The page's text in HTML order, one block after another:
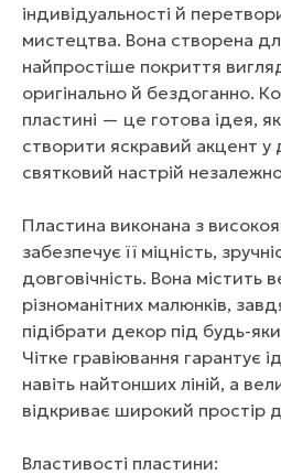
індивідуальності й
мистецтва. Вона створена
найпростіше покриття
оригінально й бездоганно.
пластині — це готова ідея,
створити яскравий акцент у
святковий настрій
Пластина виконана з
забезпечує її міцність,
довговічність. Вона містить
різноманітних малюнків,
підібрати декор під будь-
Чітке гравіювання гарантує
навіть найтонших ліній, а
відкриває широкий простір
Властивості пластини: